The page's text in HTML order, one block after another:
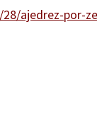
ajedrez-por-